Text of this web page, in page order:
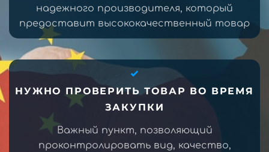
надежного производителя, который
предоставит высококачественный товар
НУЖНО ПРОВЕРИТЬ ТОВАР ВО ВРЕМЯ
ЗАКУПКИ
Важный пункт, позволяющий
проконтролировать вид, качество,